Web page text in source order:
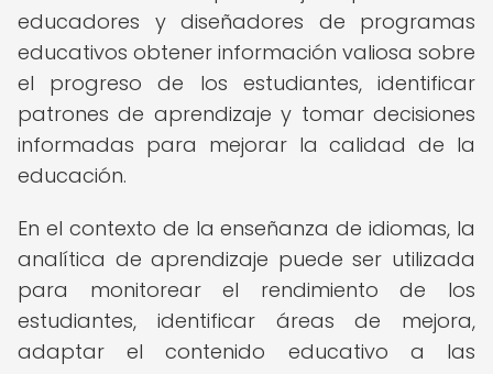
educadores y diseñadores de programas
educativos obtener información valiosa sobre
el progreso de los estudiantes, identificar
patrones de aprendizaje y tomar decisiones
informadas para mejorar la calidad de la
educación.
En el contexto de la enseñanza de idiomas, la
analítica de aprendizaje puede ser utilizada
para monitorear el rendimiento de los
estudiantes, identificar áreas de mejora,
adaptar el contenido educativo a las